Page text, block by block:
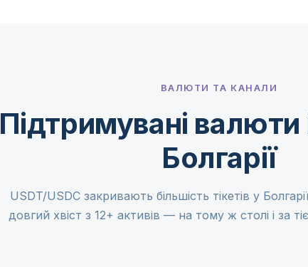
ВАЛЮТИ ТА КАНАЛИ
Підтримувані валюти
Болгарії
USDT/USDC закривають більшість тікетів у
довгий хвіст з 12+ активів — на тому ж столі і за